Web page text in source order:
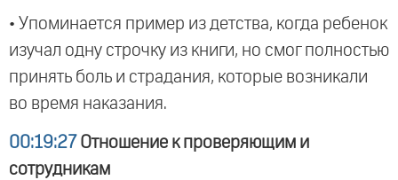
• Упоминается пример из детства, когда ребенок
изучал одну строчку из книги, но смог полностью
принять боль и страдания, которые возникали
во время наказания.
00:19:27 Отношение к проверяющим и
сотрудникам